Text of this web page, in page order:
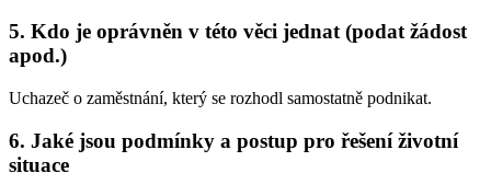
5. Kdo je oprávněn v této věci jednat (podat žádost
apod.)
Uchazeč o zaměstnání, který se rozhodl samostatně podnikat.
6. Jaké jsou podmínky a postup pro řešení životní
situace